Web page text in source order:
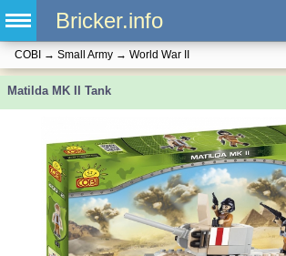
Bricker.info
COBI → Small Army → World War II
Matilda MK II Tank